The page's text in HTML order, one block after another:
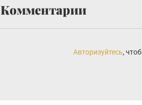
Комментарии
Авторизуйтесь,